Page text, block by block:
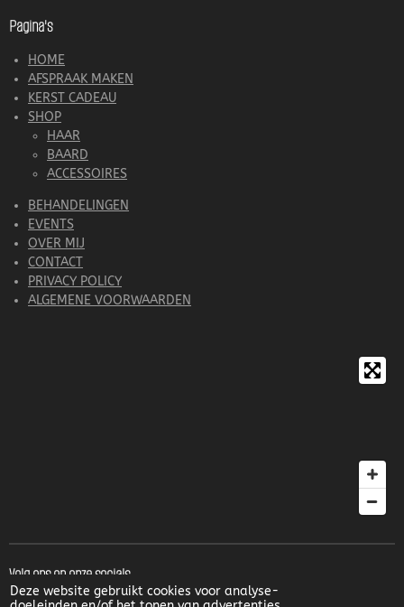
Deze website gebruikt cookies voor analyse-
Pagina's
HOME
AFSPRAAK MAKEN
KERST CADEAU
SHOP
HAAR
BAARD
ACCESSOIRES
BEHANDELINGEN
EVENTS
OVER MIJ
CONTACT
PRIVACY POLICY
ALGEMENE VOORWAARDEN
Volg ons op onze socials